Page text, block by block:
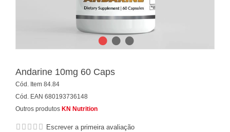
Andarine 10mg 60 Caps
Cód. Item 84.84
Cód. EAN 680193736148
Outros produtos KN Nutrition
Escrever a primeira avaliação